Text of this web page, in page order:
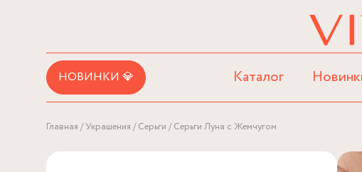
НОВИНКИ 💎 Каталог
Главная Украшения Серьги Серьги Луна с Жемчугом